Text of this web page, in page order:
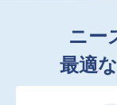
ニー
最適